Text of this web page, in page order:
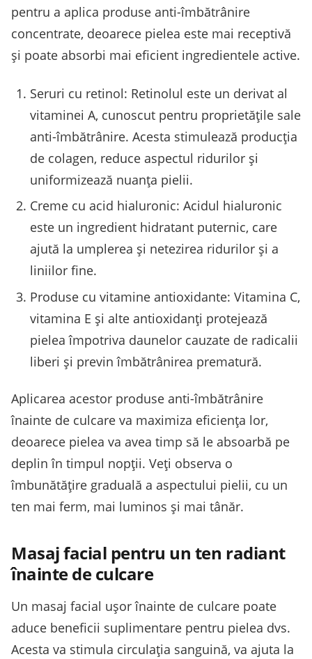
pentru a aplica produse anti-îmbătrânire
concentrate, deoarece pielea este mai receptivă
și poate absorbi mai eficient ingredientele active.
Seruri cu retinol: Retinolul este un derivat al
vitaminei A, cunoscut pentru proprietățile sale
anti-îmbătrânire. Acesta stimulează producția
de colagen, reduce aspectul ridurilor și
uniformizează nuanța pielii.
Creme cu acid hialuronic: Acidul hialuronic
este un ingredient hidratant puternic, care
ajută la umplerea și netezirea ridurilor și a
liniilor fine.
Produse cu vitamine antioxidante: Vitamina C,
vitamina E și alte antioxidanți protejează
pielea împotriva daunelor cauzate de radicalii
liberi și previn îmbătrânirea prematură.
Aplicarea acestor produse anti-îmbătrânire
înainte de culcare va maximiza eficiența lor,
deoarece pielea va avea timp să le absoarbă pe
deplin în timpul nopții. Veți observa o
îmbunătățire graduală a aspectului pielii, cu un
ten mai ferm, mai luminos și mai tânăr.
Masaj facial pentru un ten radiant
înainte de culcare
Un masaj facial ușor înainte de culcare poate
aduce beneficii suplimentare pentru pielea dvs.
Acesta va stimula circulația sanguină, va ajuta la